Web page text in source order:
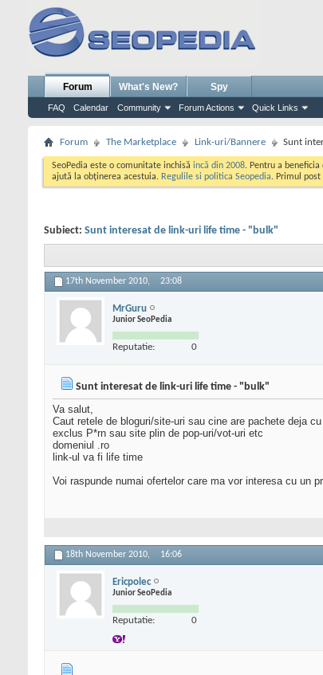
Forum
FAQ Calendar Community Forum Actions Quick Links
What's New? Spy
Forum The Marketplace Link-uri/Bannere Sunt
SeoPedia este o comunitate inchisă incă din 2008. Pentru a
ajută la obținerea acestuia. Regulile si politica Seopedia. Primul
Subiect: Sunt interesat de link-uri life time - "bulk"
17th November 2010, 23:08
MrGuru
Junior SeoPedia
Reputatie: 0
Sunt interesat de link-uri life time - "bulk"
Va salut,
Caut retele de bloguri/site-uri sau cine are pachete deja
exclus P*rn sau site plin de pop-uri/vot-uri etc
domeniul .ro
link-ul va fi life time
Voi raspunde numai ofertelor care ma vor interesa cu un
18th November 2010, 16:06
Ericpolec
Junior SeoPedia
Reputatie: 0